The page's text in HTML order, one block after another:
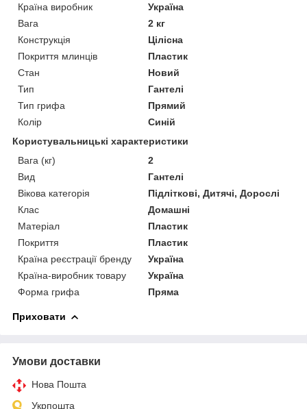
Країна виробник
Україна
Вага
2 кг
Конструкція
Цілісна
Покриття млинців
Пластик
Стан
Новий
Тип
Гантелі
Тип грифа
Прямий
Колір
Синій
Користувальницькі характеристики
Вага (кг)
2
Вид
Гантелі
Вікова категорія
Підліткові, Дитячі, Дорослі
Клас
Домашні
Матеріал
Пластик
Покриття
Пластик
Країна реєстрації бренду
Україна
Країна-виробник товару
Україна
Форма грифа
Пряма
Приховати
Умови доставки
Нова Пошта
Укрпошта